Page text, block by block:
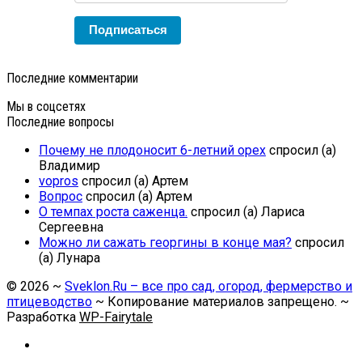
Подписаться
Последние комментарии
Мы в соцсетях
Последние вопросы
Почему не плодоносит 6-летний орех спросил (а)
Владимир
vopros спросил (а) Артем
Вопрос спросил (а) Артем
О темпах роста саженца. спросил (а) Лариса
Сергеевна
Можно ли сажать георгины в конце мая? спросил
(а) Лунара
© 2026 ~ Sveklon.Ru – все про сад, огород, фермерство и
птицеводство ~ Копирование материалов запрещено. ~
Разработка WP-Fairytale